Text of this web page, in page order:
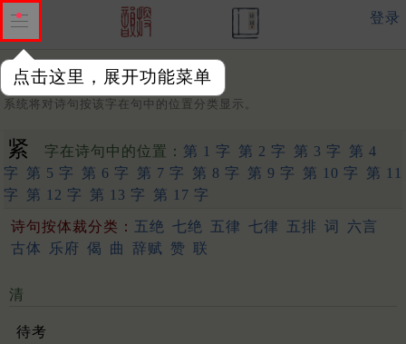
点击这里，展开功能菜单
登录
字：
系统将对诗句按该字在句中的位置分类显示。
紧 字在诗句中的位置： 第 1 字 第 2 字 第 3 字
第 4
字
第 5 字 第 6 字 第 7 字 第 8 字 第 9 字 第 10 字
第 11
字
第 12 字 第 13 字 第 17 字
诗句按体裁分类： 五绝 七绝 五律 七律 五排 词
六言
古体
乐府 偈 曲 辞赋 赞 联
清
待考